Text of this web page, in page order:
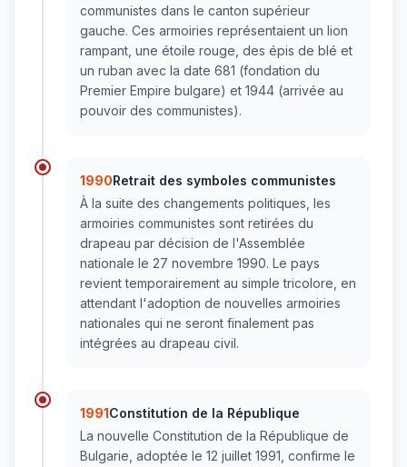
communistes dans le canton supérieur
gauche. Ces armoiries représentaient un lion
rampant, une étoile rouge, des épis de blé et
un ruban avec la date 681 (fondation du
Premier Empire bulgare) et 1944 (arrivée au
pouvoir des communistes).
1990Retrait des symboles communistes
À la suite des changements politiques, les
armoiries communistes sont retirées du
drapeau par décision de l'Assemblée
nationale le 27 novembre 1990. Le pays
revient temporairement au simple tricolore, en
attendant l'adoption de nouvelles armoiries
nationales qui ne seront finalement pas
intégrées au drapeau civil.
1991Constitution de la République
La nouvelle Constitution de la République de
Bulgarie, adoptée le 12 juillet 1991, confirme le